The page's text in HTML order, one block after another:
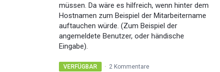
müssen. Da wäre es hilfreich, wenn hinter dem
Hostnamen zum Beispiel der Mitarbeitername
auftauchen würde. (Zum Beispiel der
angemeldete Benutzer, oder händische
Eingabe).
VERFÜGBAR · 2 Kommentare